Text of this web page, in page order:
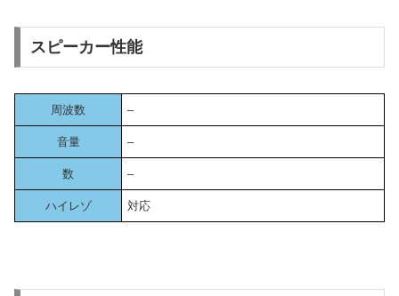
スピーカー性能
周波数 –
音量 –
数 –
ハイレゾ 対応